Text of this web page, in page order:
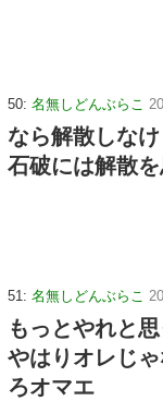
50: 名無しどんぶらこ
なら解散しな
石破には解散
51: 名無しどんぶらこ
もっとやれと
やはりオレじ
ろオマエ